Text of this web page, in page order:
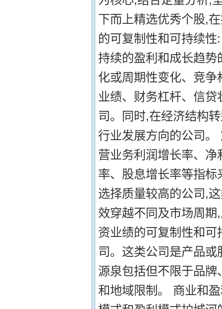
下而上精选优秀个股,
的可复制性和可持续
持续的盈利和成长趋
化或周期性变化、竞
业绩、财务杠杆、信
司。同时,在经济结构
行业发展方向的公司
营业务利润增长率、
率、股息增长率等指
选择质量较高的公司,
效穿越不同及市场周
资业绩的可复制性和
司。这类公司是产品
源泉包括但不限于品
和地域限制。 商业和